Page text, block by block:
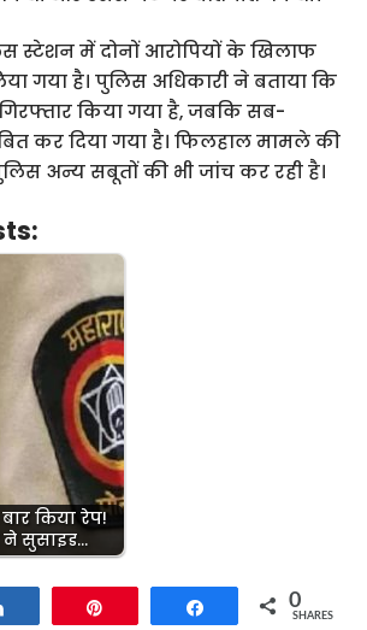
स्टेशन में दोनों आरोपियों के खिलाफ
गया है। पुलिस अधिकारी ने बताया कि
किया गया है, जबकि सब-
कर दिया गया है। फिलहाल मामले की
अन्य सबूतों की भी जांच कर रही है।
किया रेप!
ने सुसाइड…
Share 0
SHARES